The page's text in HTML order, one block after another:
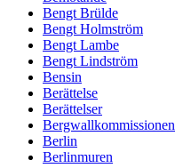
Bengt Brülde
Bengt Holmström
Bengt Lambe
Bengt Lindström
Bensin
Berättelse
Berättelser
Bergwallkommissionen
Berlin
Berlinmuren